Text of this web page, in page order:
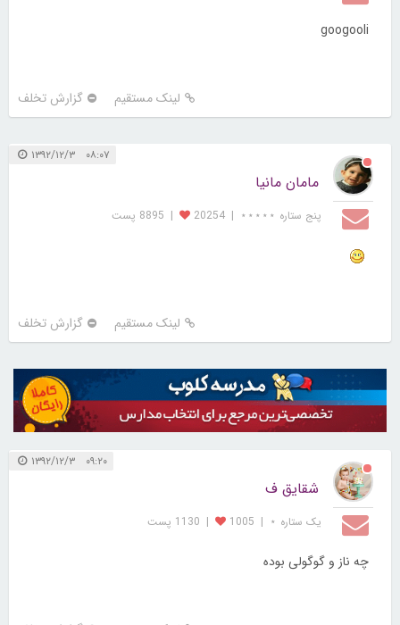
googooli
لینک مستقیم گزارش تخلف
۰۸:۰۷ ۱۳۹۲/۱۲/۳
مامان مانیا
پنج ستاره ⋆⋆⋆⋆⋆ |
20254
| 8895 پست
لینک مستقیم گزارش تخلف
۰۹:۲۰ ۱۳۹۲/۱۲/۳
شقایق ف
یک ستاره ⋆ |
1005
| 1130 پست
چه ناز و گوگولی بوده